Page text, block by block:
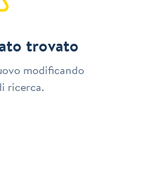
trovato
modificando
ricerca.